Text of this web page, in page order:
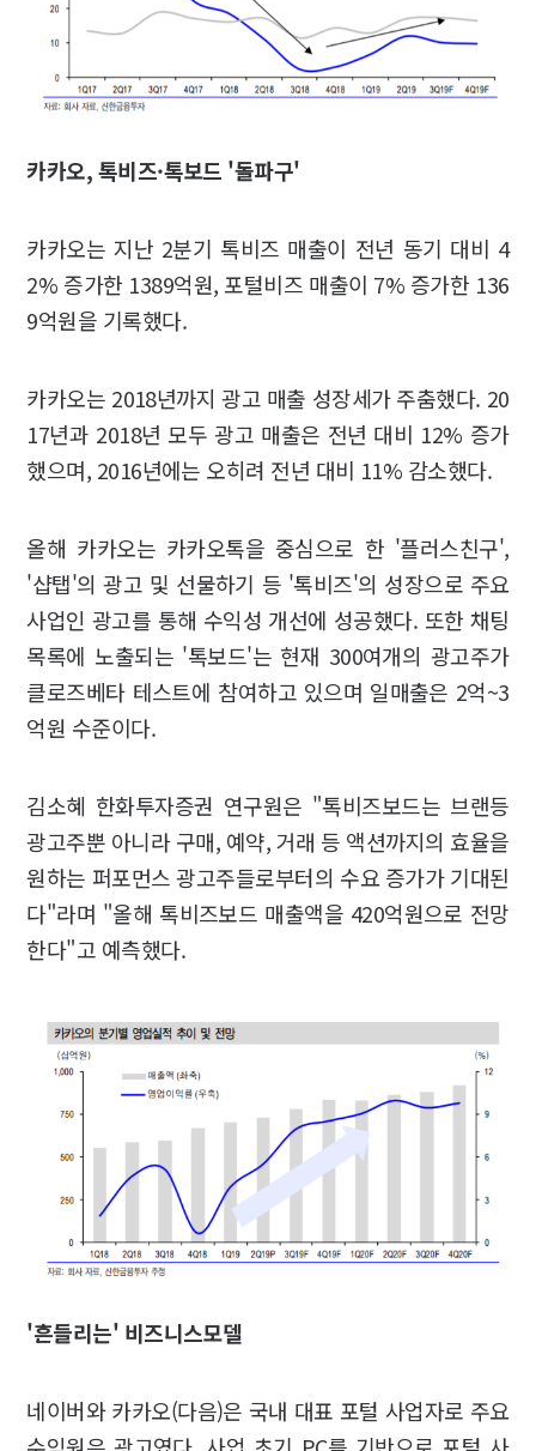
카카오, 톡비즈·톡보드 '돌파구'
카카오는 지난 2분기 톡비즈 매출이 전년 동기 대비 4
2% 증가한 1389억원, 포털비즈 매출이 7% 증가한 136
9억원을 기록했다.
카카오는 2018년까지 광고 매출 성장세가 주춤했다. 20
17년과 2018년 모두 광고 매출은 전년 대비 12% 증가
했으며, 2016년에는 오히려 전년 대비 11% 감소했다.
올해 카카오는 카카오톡을 중심으로 한 '플러스친구',
'샵탭'의 광고 및 선물하기 등 '톡비즈'의 성장으로 주요
사업인 광고를 통해 수익성 개선에 성공했다. 또한 채팅
목록에 노출되는 '톡보드'는 현재 300여개의 광고주가
클로즈베타 테스트에 참여하고 있으며 일매출은 2억~3
억원 수준이다.
김소혜 한화투자증권 연구원은 "톡비즈보드는 브랜등
광고주뿐 아니라 구매, 예약, 거래 등 액션까지의 효율을
원하는 퍼포먼스 광고주들로부터의 수요 증가가 기대된
다"라며 "올해 톡비즈보드 매출액을 420억원으로 전망
한다"고 예측했다.
'흔들리는' 비즈니스모델
네이버와 카카오(다음)은 국내 대표 포털 사업자로 주요